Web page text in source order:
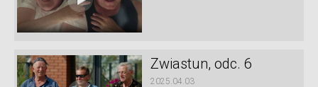
Zwiastun, odc. 6
2025.04.03